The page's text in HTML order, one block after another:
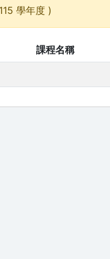
學年度 )
課程名稱